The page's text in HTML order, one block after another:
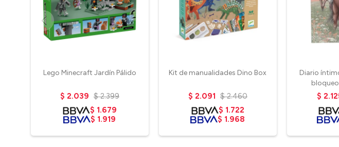
Lego Minecraft Jardín Pálido
$ 2.039 $ 2.399
$ 1.679
$ 1.919
Kit de manualidades Dino Box
$ 2.091 $ 2.460
$ 1.722
$ 1.968
Diario
$